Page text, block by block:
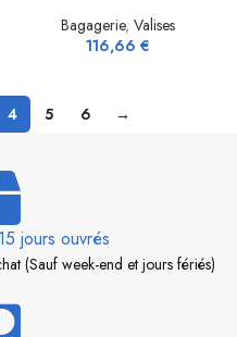
Bagagerie, Valises
116,66 €
4 5 6 →
jours ouvrés
(Sauf week-end et jours fériés)